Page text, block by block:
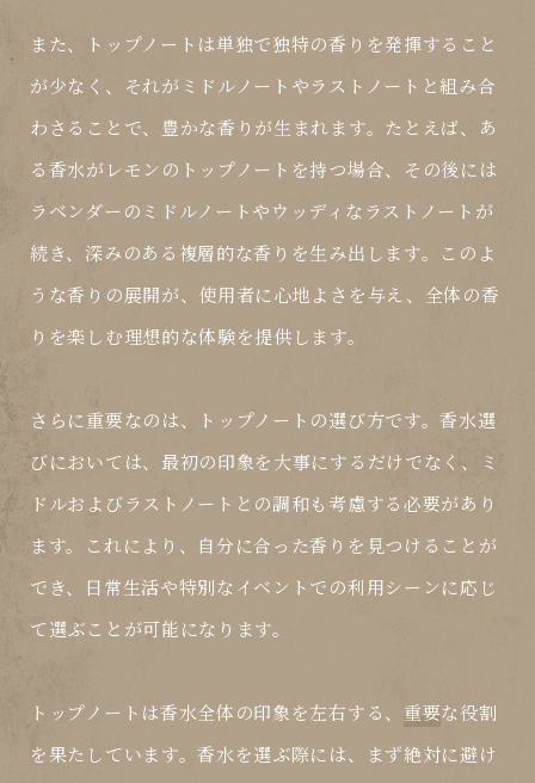
また、トップノートは単独で独特の香りを発揮すること
が少なく、それがミドルノートやラストノートと組み合
わさることで、豊かな香りが生まれます。たとえば、あ
る香水がレモンのトップノートを持つ場合、その後には
ラベンダーのミドルノートやウッディなラストノートが
続き、深みのある複層的な香りを生み出します。このよ
うな香りの展開が、使用者に心地よさを与え、全体の香
りを楽しむ理想的な体験を提供します。
さらに重要なのは、トップノートの選び方です。香水選
びにおいては、最初の印象を大事にするだけでなく、ミ
ドルおよびラストノートとの調和も考慮する必要があり
ます。これにより、自分に合った香りを見つけることが
でき、日常生活や特別なイベントでの利用シーンに応じ
て選ぶことが可能になります。
トップノートは香水全体の印象を左右する、 重要な役割
を果たしています。香水を選ぶ際には、まず絶対に避け